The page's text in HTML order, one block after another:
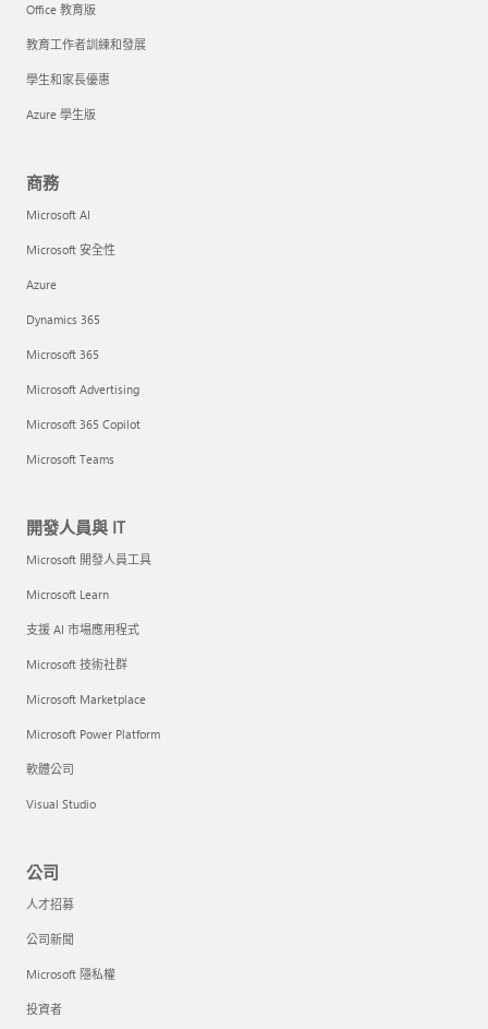
Office 教育版
教育工作者訓練和發展
學生和家長優惠
Azure 學生版
商務
Microsoft AI
Microsoft 安全性
Azure
Dynamics 365
Microsoft 365
Microsoft Advertising
Microsoft 365 Copilot
Microsoft Teams
開發人員與 IT
Microsoft 開發人員工具
Microsoft Learn
支援 AI 市場應用程式
Microsoft 技術社群
Microsoft Marketplace
Microsoft Power Platform
軟體公司
Visual Studio
公司
人才招募
公司新聞
Microsoft 隱私權
投資者